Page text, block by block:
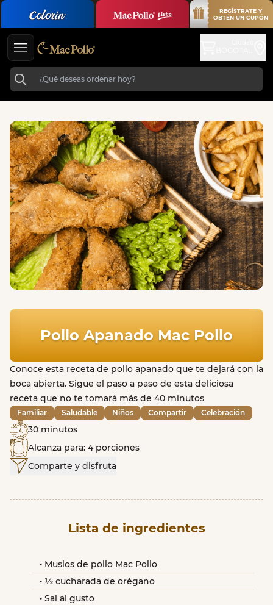
REGÍSTRATE Y
OBTÉN UN CUPÓN
Pollo Apanado Mac Pollo
Conoce esta receta de pollo apanado que te dejará con la
boca abierta. Sigue el paso a paso de esta deliciosa
receta que no te tomará más de 40 minutos
Familiar Saludable Niños Compartir Celebración
30 minutos
Alcanza para: 4 porciones
Comparte y disfruta
Lista de ingredientes
Muslos de pollo Mac Pollo
½ cucharada de orégano
Sal al gusto